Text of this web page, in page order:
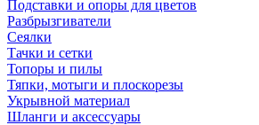
Подставки и опоры для цветов
Разбрызгиватели
Сеялки
Тачки и сетки
Топоры и пилы
Тяпки, мотыги и плоскорезы
Укрывной материал
Шланги и аксессуары